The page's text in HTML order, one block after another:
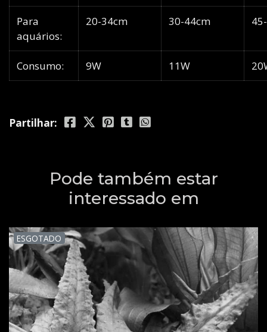
Para
aquários:
20-34cm 30-44cm
Consumo: 9W 11W
Partilhar:
Pode também estar
interessado em
ESGOTADO